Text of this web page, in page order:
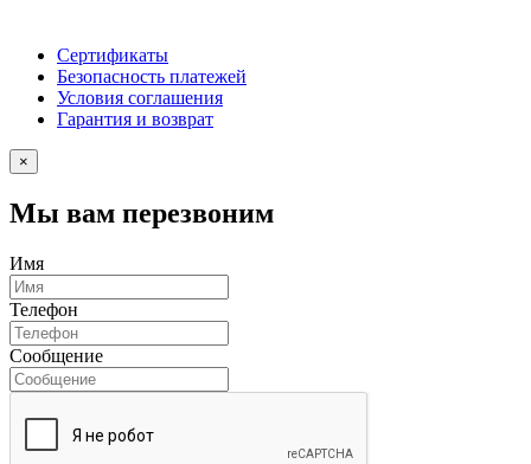
Сертификаты
Безопасность платежей
Условия соглашения
Гарантия и возврат
×
Мы вам перезвоним
Имя
Телефон
Сообщение